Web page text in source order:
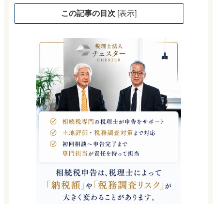
この記事の目次 [表示]